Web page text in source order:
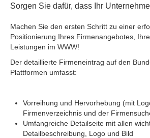
Sorgen Sie dafür, dass Ihr
Machen Sie den ersten Schritt zu einer
Positionierung Ihres Firmenangebotes,
Leistungen im WWW!
Der detaillierte Firmeneintrag auf den
Plattformen umfasst:
Vorreihung und Hervorhebung (mit
Firmenverzeichnis und der
Umfangreiche Detailseite mit allen
Detailbeschreibung, Logo und Bild